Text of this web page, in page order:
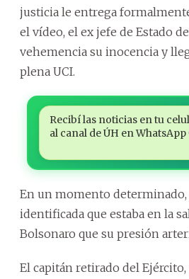
justicia le entrega
el vídeo, el ex jefe de Estado
vehemencia su inocencia y
plena UCI.
Recibí las noticias en tu
al canal de ÚH en WhatsApp
En un momento
identificada que estaba en la
Bolsonaro que su presión
El capitán retirado del Ejército,